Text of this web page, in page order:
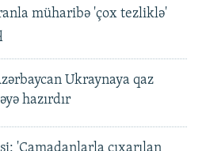
müharibə 'çox tezliklə'
Ukraynaya qaz
hazırdır
'Çamadanlarla çıxarılan